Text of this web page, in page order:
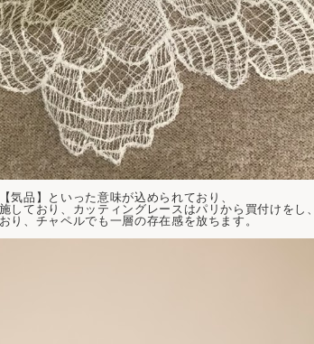
気品】
といった意味が込められており、
しており、カッティングレースはパリから買付けをし、
り、チャペルでも一層の存在感を放ちます。